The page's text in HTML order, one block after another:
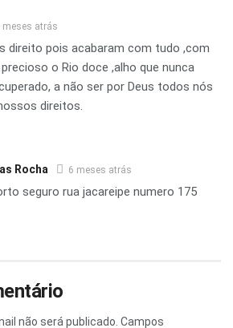
meses atrás
direito pois acabaram com tudo ,com
o Rio doce ,alho que nunca
a não ser por Deus todos nós
direitos.
Rocha 6 meses atrás
seguro rua jacareipe numero 175
não será publicado. Campos